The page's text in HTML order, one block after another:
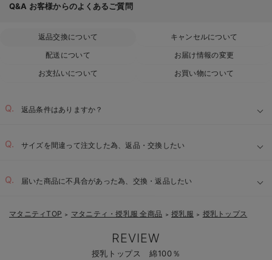
Q&A お客様からのよくあるご質問
返品交換について
キャンセルについて
配送について
お届け情報の変更
お支払いについて
お買い物について
返品条件はありますか？
サイズを間違って注文した為、返品・交換したい
届いた商品に不具合があった為、交換・返品したい
マタニティTOP ＞ マタニティ・授乳服 全商品 ＞ 授乳服 ＞ 授乳トップス
REVIEW
授乳トップス 綿100％